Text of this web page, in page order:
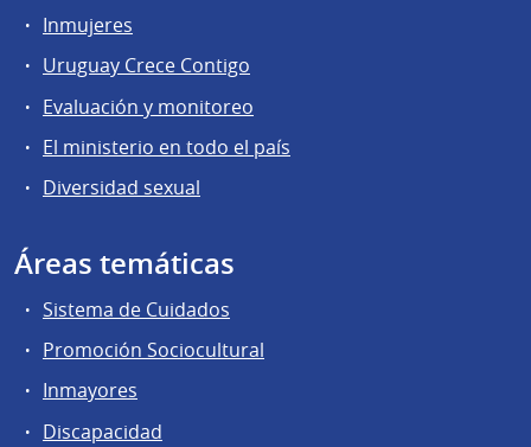
Inmujeres
Uruguay Crece Contigo
Evaluación y monitoreo
El ministerio en todo el país
Diversidad sexual
Áreas temáticas
Sistema de Cuidados
Promoción Sociocultural
Inmayores
Discapacidad